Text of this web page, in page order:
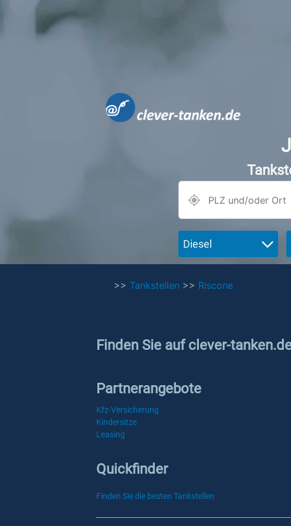
Diesel
>> Tankstellen >> Riscone
Finden Sie auf clever-
Partnerangebote
Kfz-Versicherung
Kindersitze
Leasing
Quickfinder
Finden Sie die besten Tankstellen